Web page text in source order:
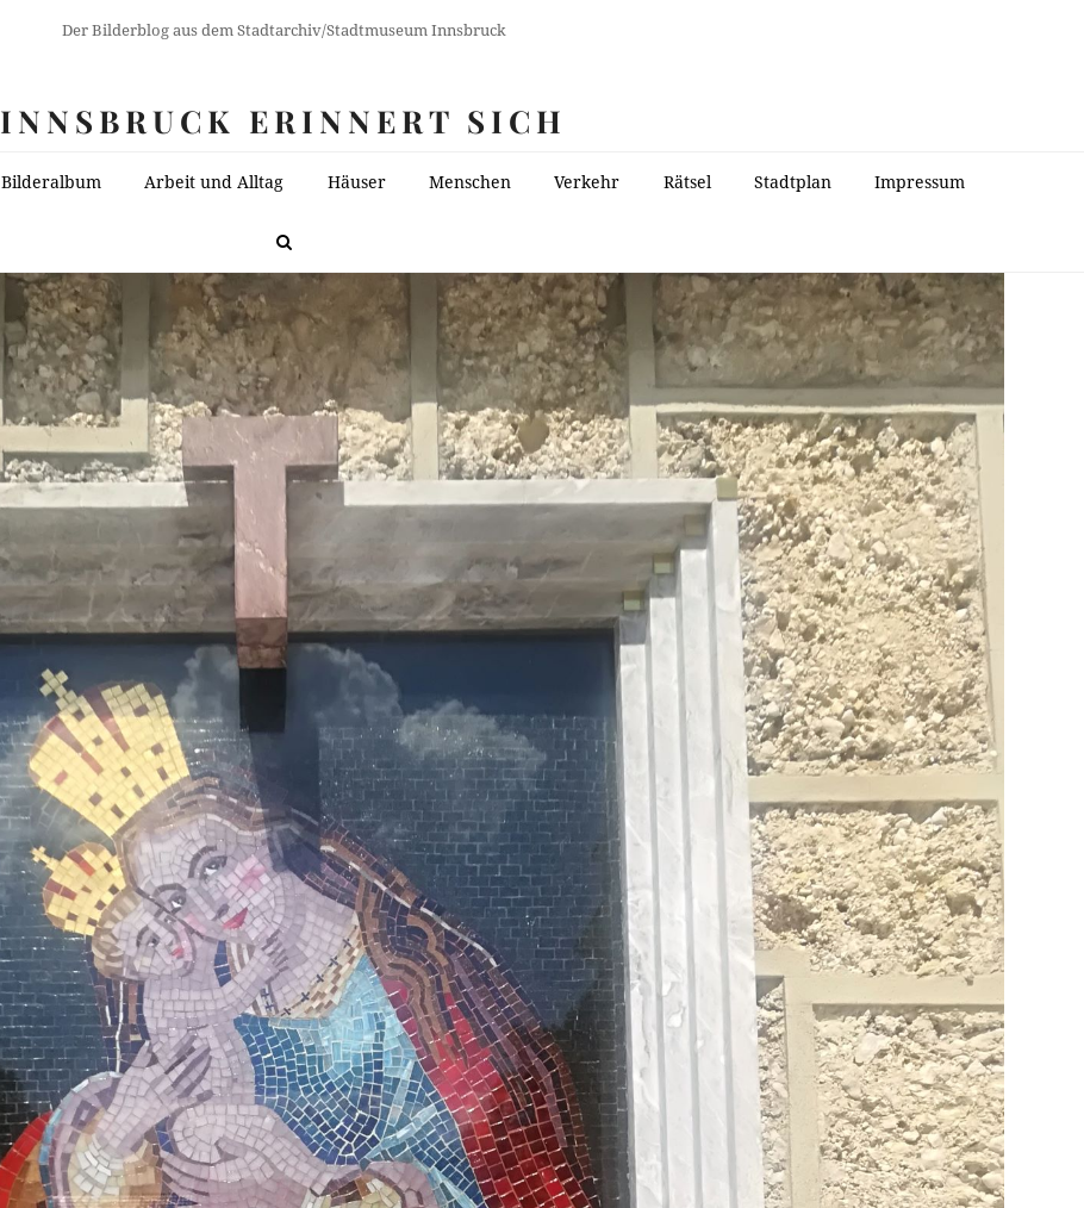
Der Bilderblog aus dem Stadtarchiv/Stadtmuseum Innsbruck
INNSBRUCK ERINNERT SICH
Bilderalbum Arbeit und Alltag Häuser Menschen Verkehr Rätsel Stadtplan Impressum